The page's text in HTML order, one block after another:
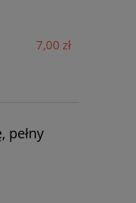
7,00 zł
pełny